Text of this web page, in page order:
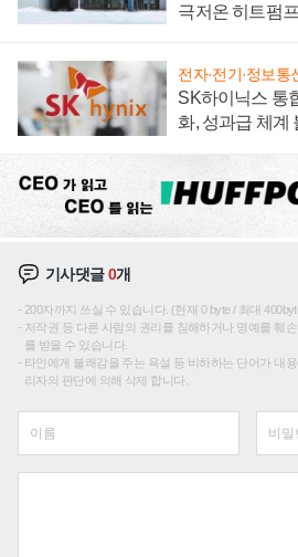
극저온 히트펌
전자·전기·정보통
SK하이닉스 통
화, 성과급 체계
기사댓글0개
200자까지 쓰실 수 있습니다. (현재 0 byte / 최대
저작권 등 다른 사람의 권리를 침해하거나 명예를 훼
를 받을 수 있습니다.
타인에게 불쾌감을 주는 욕설 등 비하하는 단어가 내
리자의 판단에 의해 삭제 합니다.